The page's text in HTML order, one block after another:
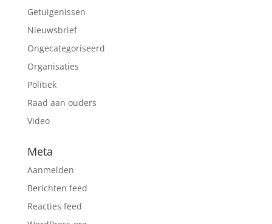
Getuigenissen
Nieuwsbrief
Ongecategoriseerd
Organisaties
Politiek
Raad aan ouders
Video
Meta
Aanmelden
Berichten feed
Reacties feed